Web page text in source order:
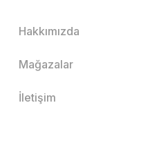
Hakkımızda
Mağazalar
İletişim